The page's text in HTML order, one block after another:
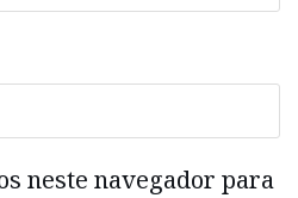
neste navegador para